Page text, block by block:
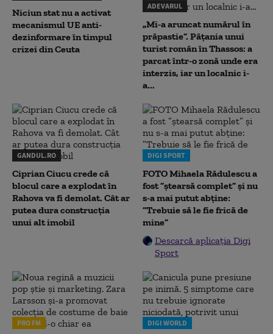
Niciun stat nu a activat
mecanismul UE anti-
dezinformare în timpul
crizei din Ceuta
ADEVARUL
„Mi-a aruncat numărul în
prăpastie”. Pățania unui
turist român în Thassos: a
parcat într-o zonă unde era
interzis, iar un localnic i-
a...
GANDUL.RO
Ciprian Ciucu crede că
blocul care a explodat în
Rahova va fi demolat. Cât ar
putea dura construcția
unui alt imobil
DIGI SPORT
FOTO Mihaela Rădulescu a
fost ”ștearsă complet” și nu
s-a mai putut abține:
”Trebuie să le fie frică de
mine”
Descarcă aplicația Digi
Sport
PRO FM DIGI WORLD